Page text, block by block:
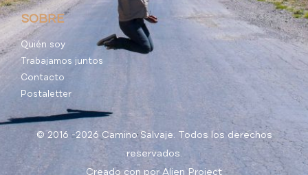
SOBRE
Quién soy
Trabajamos juntos
Contacto
Postaletter
© 2016 -2026 Camino Salvaje. Todos los derechos
reservados.
Creado con por Alien Project